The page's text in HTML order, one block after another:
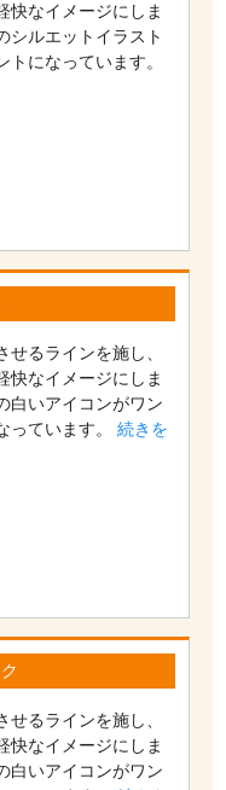
快なイメージにしま
シルエットイラスト
トになっています。
せるラインを施し、
快なイメージにしま
白いアイコンがワン
っています。続きを
せるラインを施し、
快なイメージにしま
白いアイコンがワン